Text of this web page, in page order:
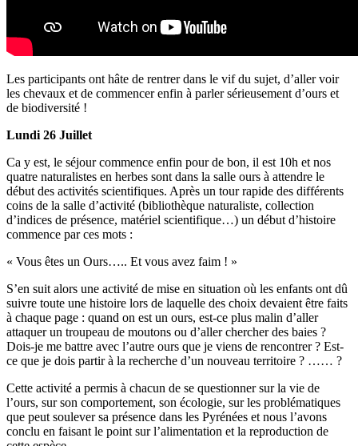
Les participants ont hâte de rentrer dans le vif du sujet, d’aller voir
les chevaux et de commencer enfin à parler sérieusement d’ours et
de biodiversité !
Lundi 26 Juillet
Ca y est, le séjour commence enfin pour de bon, il est 10h et nos
quatre naturalistes en herbes sont dans la salle ours à attendre le
début des activités scientifiques. Après un tour rapide des différents
coins de la salle d’activité (bibliothèque naturaliste, collection
d’indices de présence, matériel scientifique…) un début d’histoire
commence par ces mots :
« Vous êtes un Ours….. Et vous avez faim ! »
S’en suit alors une activité de mise en situation où les enfants ont dû
suivre toute une histoire lors de laquelle des choix devaient être faits
à chaque page : quand on est un ours, est-ce plus malin d’aller
attaquer un troupeau de moutons ou d’aller chercher des baies ?
Dois-je me battre avec l’autre ours que je viens de rencontrer ? Est-
ce que je dois partir à la recherche d’un nouveau territoire ? …… ?
Cette activité a permis à chacun de se questionner sur la vie de
l’ours, sur son comportement, son écologie, sur les problématiques
que peut soulever sa présence dans les Pyrénées et nous l’avons
conclu en faisant le point sur l’alimentation et la reproduction de